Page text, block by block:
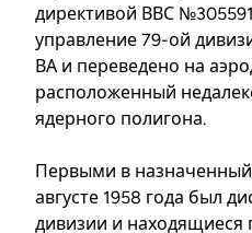
директивой ВВС №305591
управление 79-ой
ВА и переведено на
расположенный
ядерного полигона.
Первыми в
августе 1958 года был
дивизии и